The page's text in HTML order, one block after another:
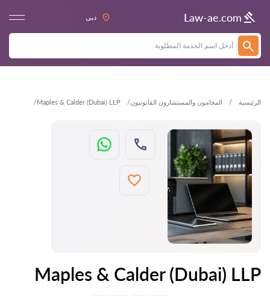
Law-ae.com دبى
الرئيسية المحامون والمستشارون القانونيون Maples & Calder (Dubai) LLP
العودة
Maples & Calder (Dubai) LLP